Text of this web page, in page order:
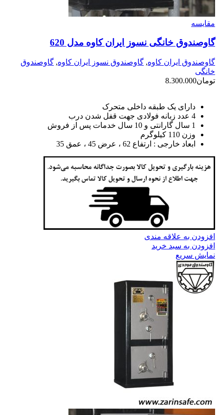
مقايسه
گاوصندوق خانگی نسوز ایران کاوه مدل 620
گاوصندوق ایران کاوه, گاوصندوق نسوز ایران کاوه, گاوصندوق
خانگی
تومان8.300.000
دارای یک طبقه داخلی متحرک
4 عدد زبانه فولادی جهت قفل شدن درب
1 سال گارانتی و 10 سال خدمات پس از فروش
وزن 110 کیلوگرم
ابعاد خارجی : ارتفاع 62 ، عرض 45 ، عمق 35
افزودن به علاقه مندی
افزودن به سبد خرید
نمایش سریع